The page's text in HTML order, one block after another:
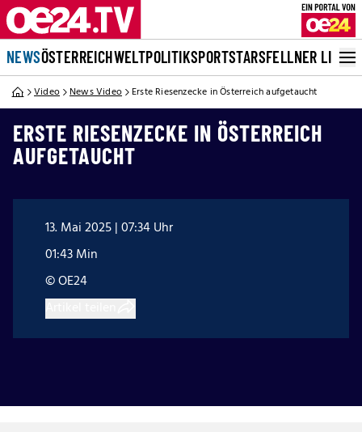
NEWSÖSTERREICHWELTPOLITIKSPORTSTARSFELLNER LIVE
Video News Video Erste Riesenzecke in Österreich aufgetaucht
ERSTE RIESENZECKE IN ÖSTERREICH
AUFGETAUCHT
13. Mai 2025 | 07:34 Uhr
01:43 Min
© OE24